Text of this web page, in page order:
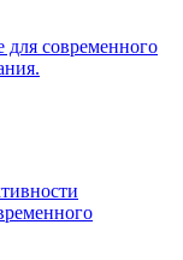
для современного